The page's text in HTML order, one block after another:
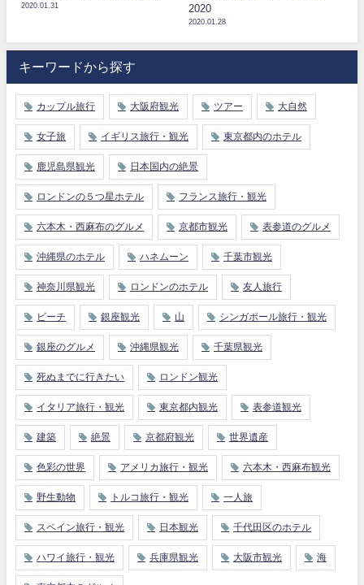
2020.01.31
2020
2020.01.28
キーワードから探す
カップル旅行 大阪府観光 ツアー 大自然
女子旅 イギリス旅行・観光 東京都内のホテル
鹿児島県観光 日本国内の絶景
ロンドンの５つ星ホテル フランス旅行・観光
六本木・西麻布のグルメ 京都市観光 表参道のグルメ
沖縄県のホテル ハネムーン 千葉市観光
神奈川県観光 ロンドンのホテル 友人旅行
ビーチ 銀座観光 山 シンガポール旅行・観光
銀座のグルメ 沖縄県観光 千葉県観光
死ぬまでに行きたい ロンドン観光
イタリア旅行・観光 東京都内観光 表参道観光
建築 絶景 京都府観光 世界遺産
色彩の世界 アメリカ旅行・観光 六本木・西麻布観光
野生動物 トルコ旅行・観光 一人旅
スペイン旅行・観光 日本観光 千代田区のホテル
ハワイ旅行・観光 兵庫県観光 大阪市観光 海